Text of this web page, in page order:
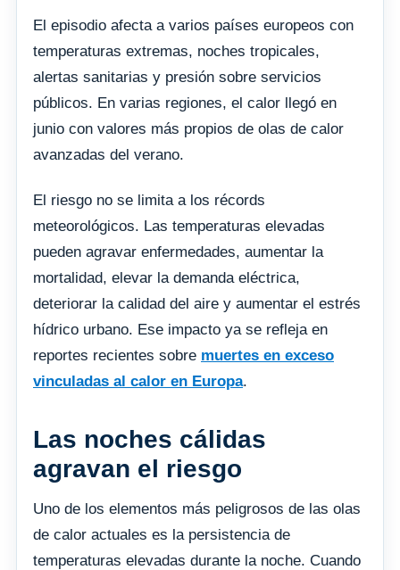
El episodio afecta a varios países europeos con
temperaturas extremas, noches tropicales,
alertas sanitarias y presión sobre servicios
públicos. En varias regiones, el calor llegó en
junio con valores más propios de olas de calor
avanzadas del verano.
El riesgo no se limita a los récords
meteorológicos. Las temperaturas elevadas
pueden agravar enfermedades, aumentar la
mortalidad, elevar la demanda eléctrica,
deteriorar la calidad del aire y aumentar el estrés
hídrico urbano. Ese impacto ya se refleja en
reportes recientes sobre muertes en exceso
vinculadas al calor en Europa.
Las noches cálidas
agravan el riesgo
Uno de los elementos más peligrosos de las olas
de calor actuales es la persistencia de
temperaturas elevadas durante la noche. Cuando